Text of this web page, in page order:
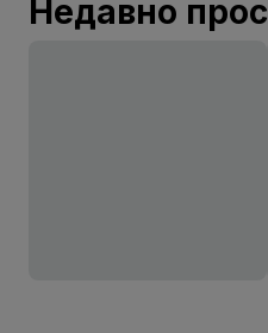
Недавно